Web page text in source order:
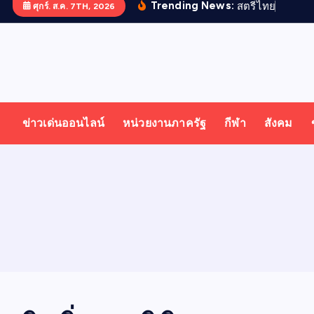
ศุกร์. ส.ค. 7TH, 2026 Trending News: สตรไทย
H
ข่าวเด่นออนไลน์ หน่วยงานภาครัฐ กีฬา สังคม